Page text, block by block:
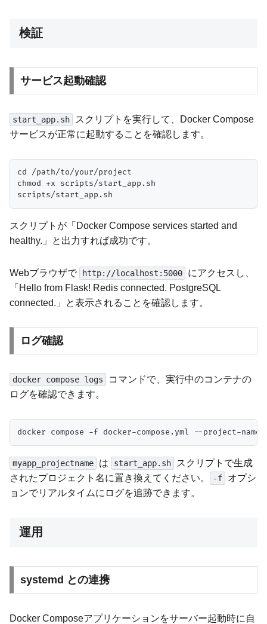
検証
サービス起動確認
start_app.sh
スクリプトを実行して、Docker Compose
サービスが正常に起動することを確認します。
cd /path/to/your/project
chmod +x scripts/start_app.sh
スクリプトが「Docker Compose services started and
healthy.」と出力すれば成功です。
Webブラウザで http://localhost:5000
にアクセスし、
「Hello from Flask! Redis connected. PostgreSQL
connected.」と表示されることを確認します。
ログ確認
docker compose logs
コマンドで、実行中のコンテナの
ログを確認できます。
myapp_projectname は start_app.sh
スクリプトで生成
されたプロジェクト名に置き換えてください。
-f
オプシ
ョンでリアルタイムにログを追跡できます。
運用
systemd との連携
Docker Composeアプリケーションをサーバー起動時に自